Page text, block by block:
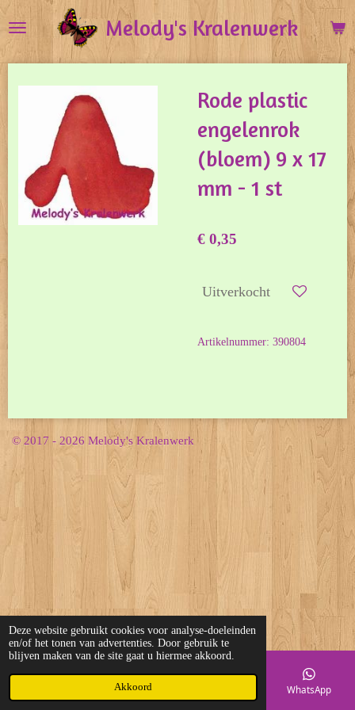
Deze website gebruikt cookies voor analyse-doeleinden
en/of het tonen van advertenties. Door gebruik te
blijven maken van de site gaat u hiermee akkoord.
Akkoord
direct
naar
hoofdinhoud
Melody's Kralenwerk
Rode plastic
engelenrok
(bloem) 9 x 17
mm - 1 st
€ 0,35
Uitverkocht
Artikelnummer: 390804
© 2017 - 2026 Melody's Kralenwerk
Telefoonnummer WhatsApp